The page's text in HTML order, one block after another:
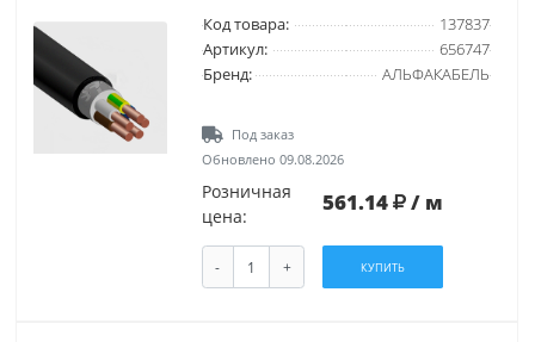
Код товара:
137837
Артикул:
656747
Бренд:
АЛЬФАКАБЕЛЬ
Под заказ
Обновлено 09.08.2026
Розничная
цена:
561.14 / м
- + КУПИТЬ